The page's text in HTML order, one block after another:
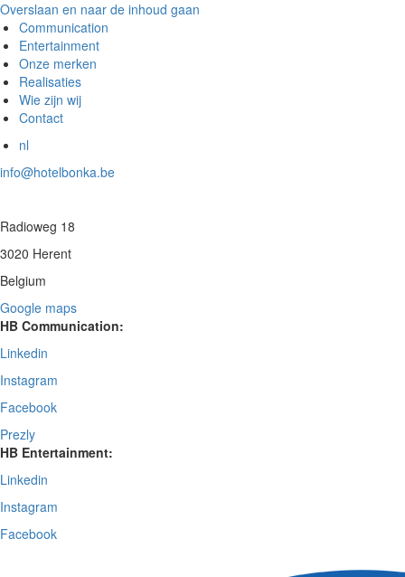
Overslaan en naar de inhoud gaan
Communication
Entertainment
Onze merken
Realisaties
Wie zijn wij
Contact
nl
info@hotelbonka.be
Radioweg 18
3020 Herent
Belgium
Google maps
HB Communication:
Linkedin
Instagram
Facebook
Prezly
HB Entertainment:
Linkedin
Instagram
Facebook